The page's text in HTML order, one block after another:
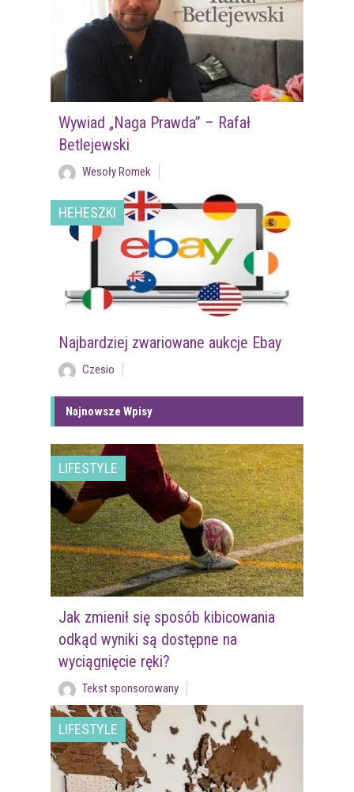
Wywiad „Naga Prawda” – Rafał
Betlejewski
Wesoły Romek
HEHESZKI
Najbardziej zwariowane aukcje Ebay
Czesio
Najnowsze Wpisy
LIFESTYLE
Jak zmienił się sposób kibicowania
odkąd wyniki są dostępne na
wyciągnięcie ręki?
Tekst sponsorowany
LIFESTYLE